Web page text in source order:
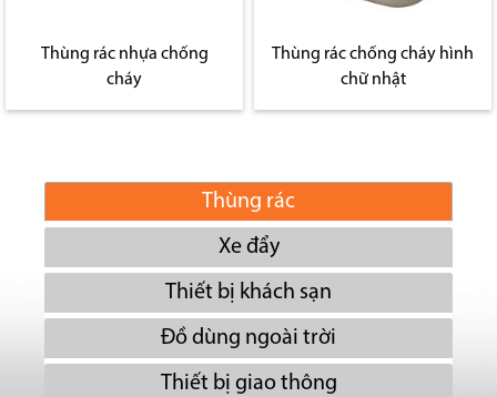
Thùng rác nhựa chống
cháy
Thùng rác chống cháy hình
chữ nhật
Thùng rác
Xe đẩy
Thiết bị khách sạn
Đồ dùng ngoài trời
Thiết bị giao thông